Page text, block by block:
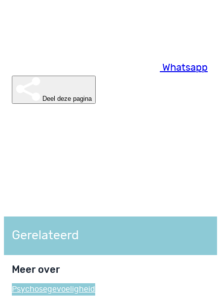
Whatsapp
Deel deze pagina
Gerelateerd
Meer over
Psychosegevoeligheid